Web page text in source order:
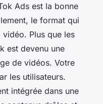
Ads est la bonne
le format qui
vidéo. Plus que les
est devenu une
de vidéos. Votre
les utilisateurs.
intégrée dans une